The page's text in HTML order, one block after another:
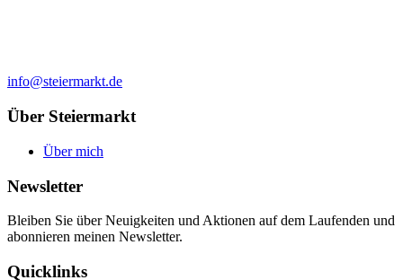
info@steiermarkt.de
Über Steiermarkt
Über mich
Newsletter
Bleiben Sie über Neuigkeiten und Aktionen auf dem Laufenden und
abonnieren meinen Newsletter.
Quicklinks